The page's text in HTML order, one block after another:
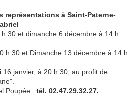
représentations à Saint-Paterne-
30 et dimanche 6 décembre à 14 h
h 30 et Dimanche 13 décembre à 14 h
janvier, à 20 h 30, au profit de
Poupée : tél. 02.47.29.32.27.